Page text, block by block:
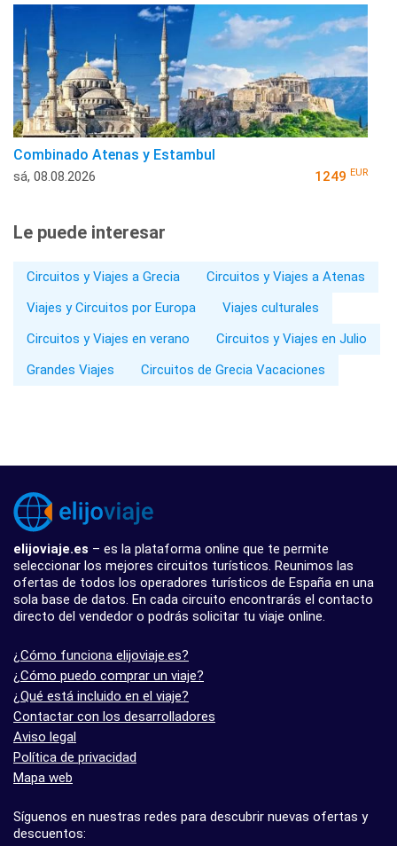
Combinado Atenas y Estambul
sá, 08.08.2026 1249 EUR
Le puede interesar
Circuitos y Viajes a Grecia
Circuitos y Viajes a Atenas
Viajes y Circuitos por Europa
Viajes culturales
Circuitos y Viajes en verano
Circuitos y Viajes en Julio
Grandes Viajes
Circuitos de Grecia Vacaciones
elijoviaje.es – es la plataforma online que te permite
seleccionar los mejores circuitos turísticos. Reunimos las
ofertas de todos los operadores turísticos de España en una
sola base de datos. En cada circuito encontrarás el contacto
directo del vendedor o podrás solicitar tu viaje online.
¿Cómo funciona elijoviaje.es?
¿Cómo puedo comprar un viaje?
¿Qué está incluido en el viaje?
Contactar con los desarrolladores
Aviso legal
Política de privacidad
Mapa web
Síguenos en nuestras redes para descubrir nuevas ofertas y
descuentos: